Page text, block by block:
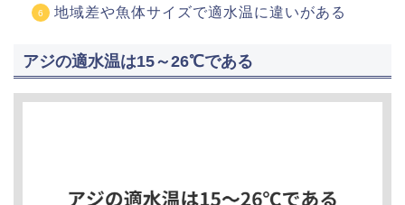
地域差や魚体サイズで適水温に違いがある
アジの適水温は15～26℃である